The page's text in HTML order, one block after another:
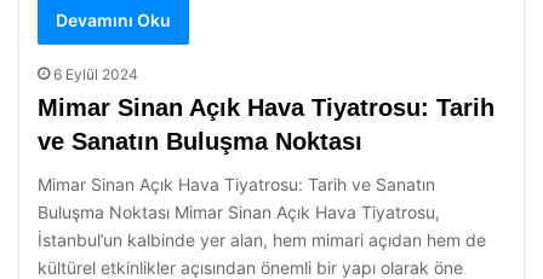
Devamını Oku
6 Eylül 2024
Mimar Sinan Açık Hava Tiyatrosu: Tarih
ve Sanatın Buluşma Noktası
Mimar Sinan Açık Hava Tiyatrosu: Tarih ve Sanatın
Buluşma Noktası Mimar Sinan Açık Hava Tiyatrosu,
İstanbul’un kalbinde yer alan, hem mimari açıdan hem de
kültürel etkinlikler açısından önemli bir yapı olarak öne